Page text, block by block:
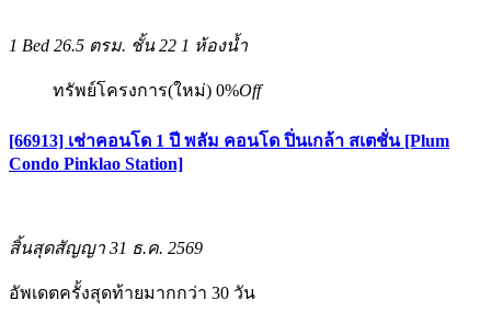
1 Bed 26.5 ตรม. ชั้น 22 1 ห้องน้ำ
ทรัพย์โครงการ(ใหม่) 0%Off
[66913] เช่าคอนโด 1 ปี พลัม คอนโด ปิ่นเกล้า สเตชั่น [Plum
Condo Pinklao Station]
สิ้นสุดสัญญา 31 ธ.ค. 2569
อัพเดตครั้งสุดท้ายมากกว่า 30 วัน